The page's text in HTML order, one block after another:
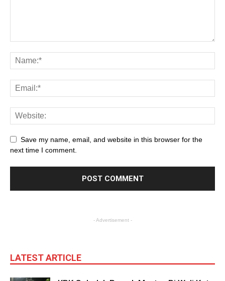
Save my name, email, and website in this browser for the
next time I comment.
- Advertisement -
LATEST ARTICLE